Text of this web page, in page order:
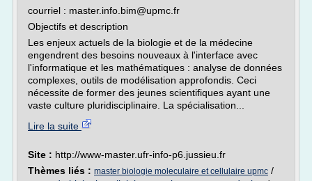
courriel : master.info.bim@upmc.fr
Objectifs et description
Les enjeux actuels de la biologie et de la médecine
engendrent des besoins nouveaux à l'interface avec
l'informatique et les mathématiques : analyse de données
complexes, outils de modélisation approfondis. Ceci
nécessite de former des jeunes scientifiques ayant une
vaste culture pluridisciplinaire. La spécialisation...
Lire la suite
Site : http://www-master.ufr-info-p6.jussieu.fr
Thèmes liés : master biologie moleculaire et cellulaire upmc /